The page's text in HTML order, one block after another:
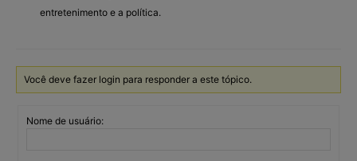
entretenimento e a política.
Você deve fazer login para responder a este tópico.
Nome de usuário: